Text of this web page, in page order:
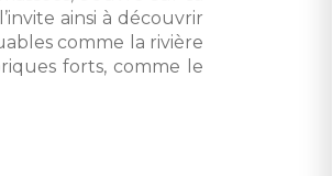
ainsi à découvrir
comme la rivière
forts, comme le